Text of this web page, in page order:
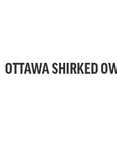
OTTAWA SHIRKED